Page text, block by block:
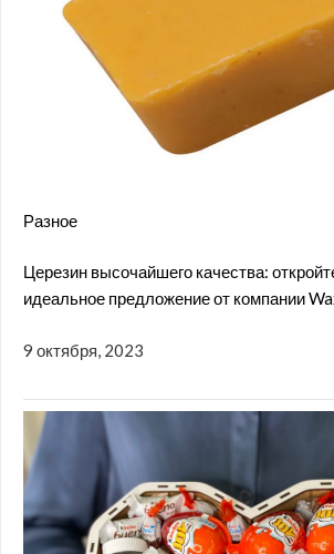
Разное
Церезин высочайшего качества:
идеальное предложение от компании
9 октября, 2023